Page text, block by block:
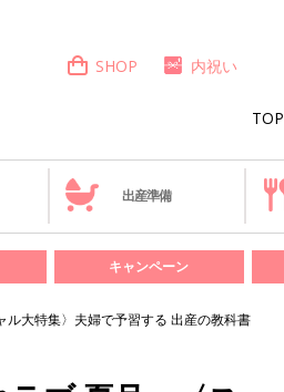
TOP
SHOP 内祝い
出産準備
キャンペーン
ル大特集〉夫婦で予習する 出産の教科書